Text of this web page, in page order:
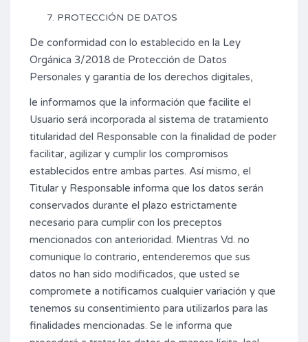
PROTECCIÓN DE DATOS
De conformidad con lo establecido en la Ley
Orgánica 3/2018 de Protección de Datos
Personales y garantía de los derechos digitales,
le informamos que la información que facilite el
Usuario será incorporada al sistema de tratamiento
titularidad del Responsable con la finalidad de poder
facilitar, agilizar y cumplir los compromisos
establecidos entre ambas partes. Así mismo, el
Titular y Responsable informa que los datos serán
conservados durante el plazo estrictamente
necesario para cumplir con los preceptos
mencionados con anterioridad. Mientras Vd. no
comunique lo contrario, entenderemos que sus
datos no han sido modificados, que usted se
compromete a notificarnos cualquier variación y que
tenemos su consentimiento para utilizarlos para las
finalidades mencionadas. Se le informa que